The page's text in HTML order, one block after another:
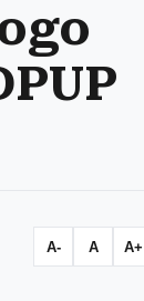
A- A A+